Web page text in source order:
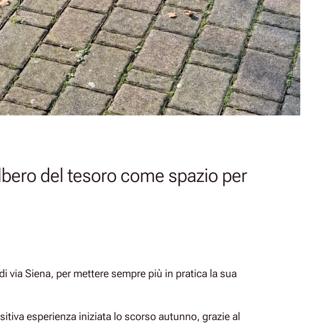
del tesoro come spazio per
via Siena, per mettere sempre più in pratica la sua
esperienza iniziata lo scorso autunno, grazie al